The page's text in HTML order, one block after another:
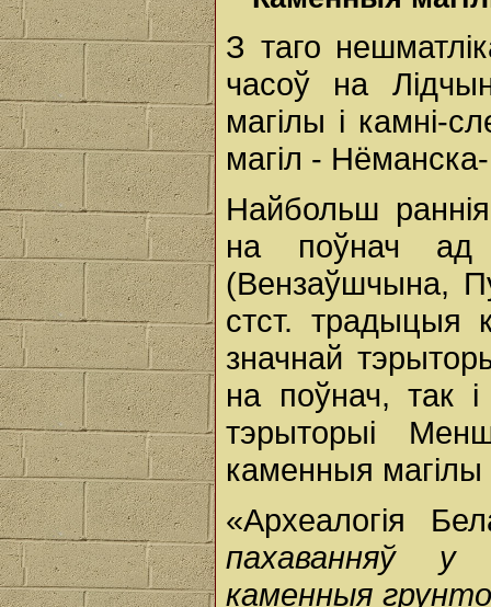
З таго
часоў на
магілы і камні-
магіл -
Найбольш
на поўнач ад
(Вензаўшчына,
стст. традыцыя
значнай
на поўнач, так
тэрыторыі
каменныя магілы
«Археалогія
пахаванняў у
каменныя